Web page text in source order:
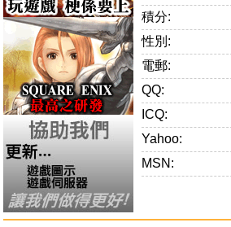
積分:
性別:
電郵:
QQ:
ICQ:
Yahoo:
MSN: